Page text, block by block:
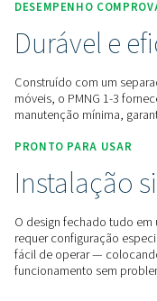
Pureza
pressão
99,5% e pressões
booster, tornando-
prevenção de
DESEMPENHO